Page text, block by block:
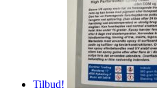
Tilbud!